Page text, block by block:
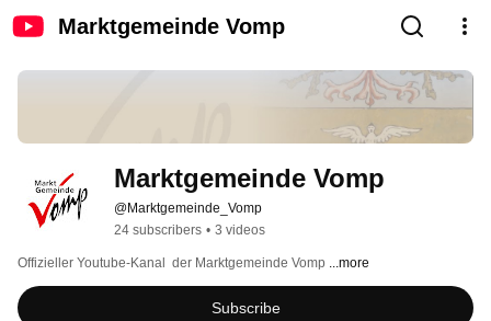
Marktgemeinde Vomp
Marktgemeinde Vomp
@Marktgemeinde_Vomp
24 subscribers • 3 videos
Offizieller Youtube-Kanal  der Marktgemeinde Vomp ...more
Subscribe